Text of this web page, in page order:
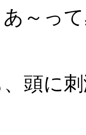
～っ
頭に